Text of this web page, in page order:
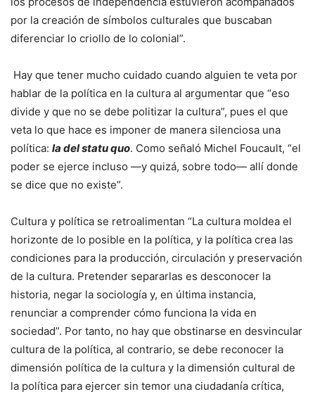
por la creación de símbolos culturales que buscaban
diferenciar lo criollo de lo colonial”.
Hay que tener mucho cuidado cuando alguien te veta por
hablar de la política en la cultura al argumentar que “eso
divide y que no se debe politizar la cultura”, pues el que
veta lo que hace es imponer de manera silenciosa una
política: la del statu quo. Como señaló Michel Foucault, “el
poder se ejerce incluso —y quizá, sobre todo— allí donde
se dice que no existe”.
Cultura y política se retroalimentan “La cultura moldea el
horizonte de lo posible en la política, y la política crea las
condiciones para la producción, circulación y preservación
de la cultura. Pretender separarlas es desconocer la
historia, negar la sociología y, en última instancia,
renunciar a comprender cómo funciona la vida en
sociedad”. Por tanto, no hay que obstinarse en desvincular
cultura de la política, al contrario, se debe reconocer la
dimensión política de la cultura y la dimensión cultural de
la política para ejercer sin temor una ciudadanía crítica,